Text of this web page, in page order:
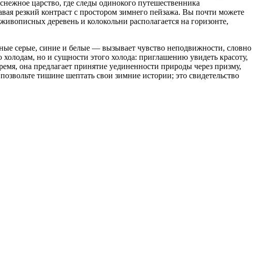
царство, где следы одинокого путешественника
резкий контраст с простором зимнего пейзажа. Вы почти можете
деревень и колокольни располагается на горизонте,
серые, синие и белые — вызывает чувство неподвижности, словно
но и сущности этого холода: приглашению увидеть красоту,
она предлагает принятие уединенности природы через призму,
тишине шептать свои зимние истории; это свидетельство